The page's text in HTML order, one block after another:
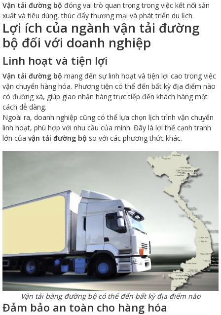
Vận tải đường bộ đóng vai trò quan trọng trong việc kết nối sản
xuất và tiêu dùng, thúc đẩy thương mại và phát triển du lịch.
Lợi ích của ngành vận tải đường
bộ đối với doanh nghiệp
Linh hoạt và tiện lợi
Vận tải đường bộ mang đến sự linh hoạt và tiện lợi cao trong việc
vận chuyển hàng hóa. Phương tiện có thể đến bất kỳ địa điểm nào
có đường xá, giúp giao nhận hàng trực tiếp đến khách hàng một
cách dễ dàng.
Ngoài ra, doanh nghiệp cũng có thể lựa chọn lịch trình vận chuyển
linh hoạt, phù hợp với nhu cầu của mình. Đây là lợi thế cạnh tranh
lớn của vận tải đường bộ so với các phương thức khác.
Vận tải bằng đường bộ có thể đến bất kỳ địa điểm nào
Đảm bảo an toàn cho hàng hóa